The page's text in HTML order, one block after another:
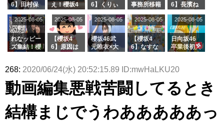
演決定
演】
【激レアさ
きた。】
6】田村保
ージを脱い
でいた理由
え！櫻坂4
グル『Mak
e or Brea
k』オフィ
シャルグッ
ズ絶賛販売
6】くりぃ
の2人を手
玉に取る大
沼晶保【く
りぃむナン
タラ】
事務所移籍
属を発表
6】長濱ね
ら移籍しフ
ラーム所属
に。これで
事務所に所
属している
さまの反応
れなッピー
ズ集結！櫻
理子、8/6
ト！」水曜
スタジオ出
演決定
2025-08-05
【櫻坂4
6】原因は
uddiesを
ざわつかせ
る...
2025-08-05
櫻坂46武
元唯衣×大
カップお姉
さんに恐怖
【くりぃむ
ナンタラ】
2025-08-05
【櫻坂4
6】なすな
2曲目っ
ィット 東
京ドーム公
2025-08-05
日向坂46
卒業後初共
師匠オード
んと再会し
た結果･･･
んを連れて
きた。】
2025-08-05
268: 2020/06/24(水) 20:52:15.89 ID:mwHaLKU20
動画編集悪戦苦闘してるとき
結構まじでうわあああああっ